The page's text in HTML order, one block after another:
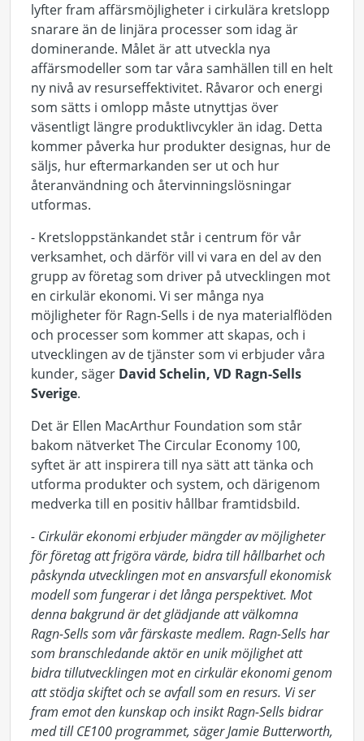
lyfter fram affärsmöjligheter i cirkulära kretslopp
snarare än de linjära processer som idag är
dominerande. Målet är att utveckla nya
affärsmodeller som tar våra samhällen till en helt
ny nivå av resurseffektivitet. Råvaror och energi
som sätts i omlopp måste utnyttjas över
väsentligt längre produktlivcykler än idag. Detta
kommer påverka hur produkter designas, hur de
säljs, hur eftermarkanden ser ut och hur
återanvändning och återvinningslösningar
utformas.
- Kretsloppstänkandet står i centrum för vår
verksamhet, och därför vill vi vara en del av den
grupp av företag som driver på utvecklingen mot
en cirkulär ekonomi. Vi ser många nya
möjligheter för Ragn-Sells i de nya materialflöden
och processer som kommer att skapas, och i
utvecklingen av de tjänster som vi erbjuder våra
kunder, säger David Schelin, VD Ragn-Sells
Sverige.
Det är Ellen MacArthur Foundation som står
bakom nätverket The Circular Economy 100,
syftet är att inspirera till nya sätt att tänka och
utforma produkter och system, och därigenom
medverka till en positiv hållbar framtidsbild.
- Cirkulär ekonomi erbjuder mängder av möjligheter
för företag att frigöra värde, bidra till hållbarhet och
påskynda utvecklingen mot en ansvarsfull ekonomisk
modell som fungerar i det långa perspektivet. Mot
denna bakgrund är det glädjande att välkomna
Ragn-Sells som vår färskaste medlem. Ragn-Sells har
som branschledande aktör en unik möjlighet att
bidra tillutvecklingen mot en cirkulär ekonomi genom
att stödja skiftet och se avfall som en resurs. Vi ser
fram emot den kunskap och insikt Ragn-Sells bidrar
med till CE100 programmet, säger Jamie Butterworth,